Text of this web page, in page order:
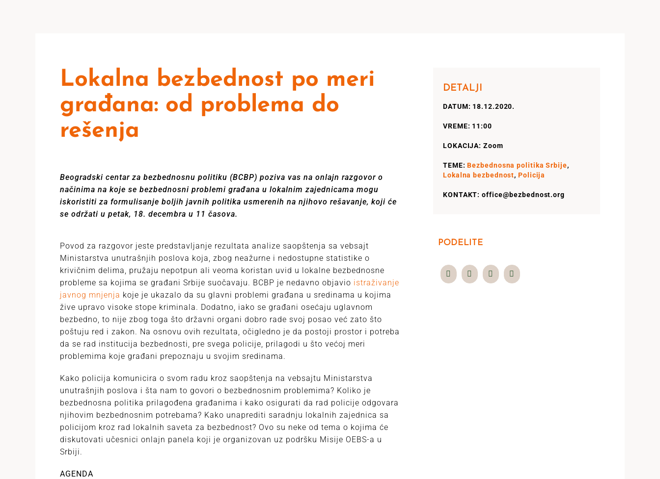
Lokalna bezbednost po meri
građana: od problema do
rešenja
Beogradski centar za bezbednosnu politiku (BCBP) poziva vas na onlajn razgovor o
načinima na koje se bezbednosni problemi građana u lokalnim zajednicama mogu
iskoristiti za formulisanje boljih javnih politika usmerenih na njihovo rešavanje, koji će
se održati u petak, 18. decembra u 11 časova.
Povod za razgovor jeste predstavljanje rezultata analize saopštenja sa vebsajt
Ministarstva unutrašnjih poslova koja, zbog neažurne i nedostupne statistike o
krivičnim delima, pružaju nepotpun ali veoma koristan uvid u lokalne bezbednosne
probleme sa kojima se građani Srbije suočavaju. BCBP je nedavno objavio istraživanje
javnog mnjenja koje je ukazalo da su glavni problemi građana u sredinama u kojima
žive upravo visoke stope kriminala. Dodatno, iako se građani osećaju uglavnom
bezbedno, to nije zbog toga što državni organi dobro rade svoj posao već zato što
poštuju red i zakon. Na osnovu ovih rezultata, očigledno je da postoji prostor i potreba
da se rad institucija bezbednosti, pre svega policije, prilagodi u što većoj meri
problemima koje građani prepoznaju u svojim sredinama.
Kako policija komunicira o svom radu kroz saopštenja na vebsajtu Ministarstva
unutrašnjih poslova i šta nam to govori o bezbednosnim problemima? Koliko je
bezbednosna politika prilagođena građanima i kako osigurati da rad policije odgovara
njihovim bezbednosnim potrebama? Kako unaprediti saradnju lokalnih zajednica sa
policijom kroz rad lokalnih saveta za bezbednost? Ovo su neke od tema o kojima će
diskutovati učesnici onlajn panela koji je organizovan uz podršku Misije OEBS-a u
Srbiji.
AGENDA
DETALJI
DATUM: 18.12.2020.
VREME: 11:00
LOKACIJA: Zoom
TEME:Bezbednosna politika Srbije,
Lokalna bezbednost,Policija
KONTAKT: office@bezbednost.org
PODELITE